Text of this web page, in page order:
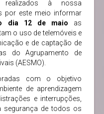
realizados à nossa
por este meio informar
dia 12 de maio as
o uso de telemóveis e
e de captação de
do Agrupamento de
(AESMO).
com o objetivo
de aprendizagem
e interrupções,
segurança de todos os